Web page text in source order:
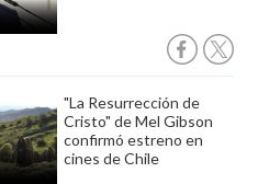
"La Resurrección de
Cristo" de Mel Gibson
confirmó estreno en
cines de Chile